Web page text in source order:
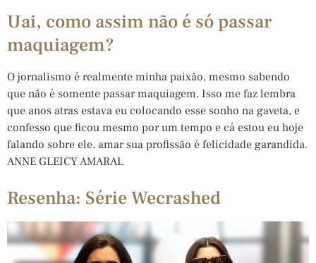
Uai, como assim não é só passar
maquiagem?
O jornalismo é realmente minha paixão, mesmo sabendo
que não é somente passar maquiagem. Isso me faz lembra
que anos atras estava eu colocando esse sonho na gaveta, e
confesso que ficou mesmo por um tempo e cá estou eu hoje
falando sobre ele. amar sua profissão é felicidade garandida.
ANNE GLEICY AMARAL
Resenha: Série Wecrashed